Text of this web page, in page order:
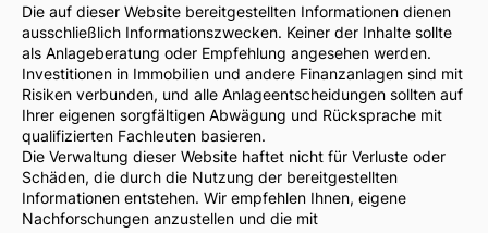
Die auf dieser Website bereitgestellten Informationen dienen
ausschließlich Informationszwecken. Keiner der Inhalte sollte
als Anlageberatung oder Empfehlung angesehen werden.
Investitionen in Immobilien und andere Finanzanlagen sind mit
Risiken verbunden, und alle Anlageentscheidungen sollten auf
Ihrer eigenen sorgfältigen Abwägung und Rücksprache mit
qualifizierten Fachleuten basieren.
Die Verwaltung dieser Website haftet nicht für Verluste oder
Schäden, die durch die Nutzung der bereitgestellten
Informationen entstehen. Wir empfehlen Ihnen, eigene
Nachforschungen anzustellen und die mit